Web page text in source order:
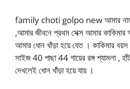
family choti golpo new আমার নাম
,আমার জীবনে প্রথম সেক্স আমার কাকিমার
আমার ধোন খাঁড়া হয়ে যেত । কাকিমার
সাইজ 40 পাছা 44 গায়ের রঙ্গ শ্যামলা ,
দেখলেই ধোন খাঁড়া হয়ে যায় ।